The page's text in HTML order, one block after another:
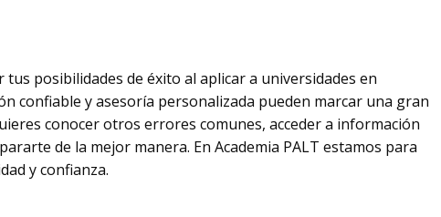
posibilidades de éxito al aplicar a universidades en
confiable y asesoría personalizada pueden marcar una gran
conocer otros errores comunes, acceder a información
de la mejor manera. En Academia PALT estamos para
y confianza.